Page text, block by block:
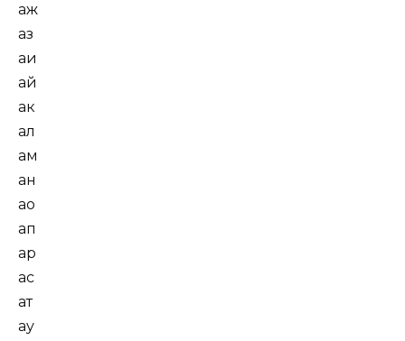
аж
аз
аи
ай
ак
ал
ам
ан
ао
ап
ар
ас
ат
ау